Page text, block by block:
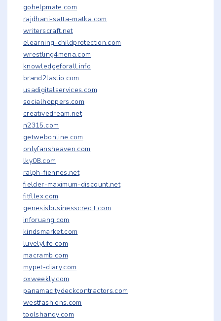
gohelpmate.com
rajdhani-satta-matka.com
writerscraft.net
elearning-childprotection.com
wrestling4mena.com
knowledgeforall.info
brand2lastio.com
usadigitalservices.com
socialhoppers.com
creativedream.net
n2315.com
getwebonline.com
onlyfansheaven.com
lky08.com
ralph-fiennes.net
fielder-maximum-discount.net
fitfllex.com
genesisbusinesscredit.com
inforuang.com
kindsmarket.com
luvelylife.com
macramb.com
mypet-diary.com
oxweekly.com
panamacitydeckcontractors.com
westfashions.com
toolshandy.com